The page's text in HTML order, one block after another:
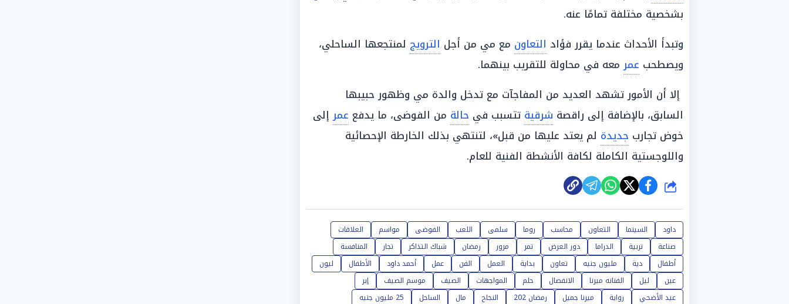
بشخصية مختلفة تمامًا عنه.
وتبدأ الأحداث عندما يقرر فؤاد التعاون مع مي من أجل الترويج لمنتجعها الساحلي،
ويصطحب عمرمعه في محاولة للتقريب بينهما.
إلا أن الأمور تشهد العديد من المفاجآت مع تدخل والدة مي وظهور حبيبها
السابق، بالإضافة إلى راقصة شرقية تتسبب في حالة من الفوضى، ما يدفع عمرإلى
خوض تجارب جديدة لم يعتد عليها من قبل»، لتنتهي بذلك الخارطة الإحصائية
واللوجستية الكاملة لكافة الأنشطة الفنية للعام.
شارك
داود السينما التعاون محاسب روما سلمى اللعب الفوضى مواسم
العلاقات
صناعة
تربية الدراما دور العرض تمر مرور رمضان شباك التذاكر تجار
المنافسة
أطفال
دية مليون جنيه تعاون بداية العمل الفن عمل أحمد داود الأطفال
ليون
عين
ليل الفنانه ميرنا الانفصال حلم المواجهات الصيف موسم الصيف
إبر
عيد الأضحي
رواية ميرنا جميل رمضان 202 النجاح مال الساحل 25 مليون جنيه